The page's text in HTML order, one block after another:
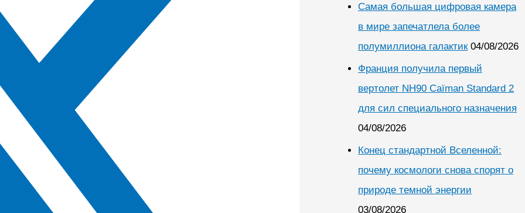
Самая большая цифровая камера
в мире запечатлела более
полумиллиона галактик 04/08/2026
Франция получила первый
вертолет NH90 Caïman Standard 2
для сил специального назначения
04/08/2026
Конец стандартной Вселенной:
почему космологи снова спорят о
природе темной энергии
03/08/2026